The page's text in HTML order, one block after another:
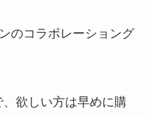
のコラボレーショング
、欲しい方は早めに購